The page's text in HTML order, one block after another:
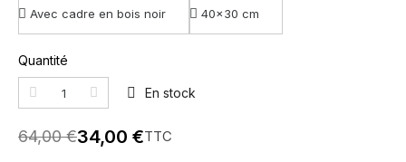
Quantité
En stock
64,00 €34,00 €TTC